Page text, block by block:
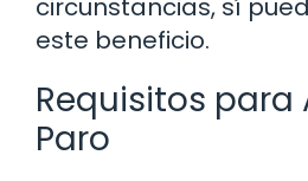
circunstancias, sí
este beneficio.
Requisitos para
Paro